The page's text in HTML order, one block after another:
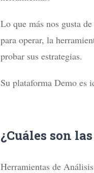
Lo que más nos gusta
para operar, la
probar sus estrategias.
Su plataforma Demo es
¿Cuáles son
Herramientas de